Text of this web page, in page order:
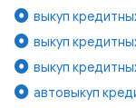
выкуп
выкуп
выкуп
автовыкуп